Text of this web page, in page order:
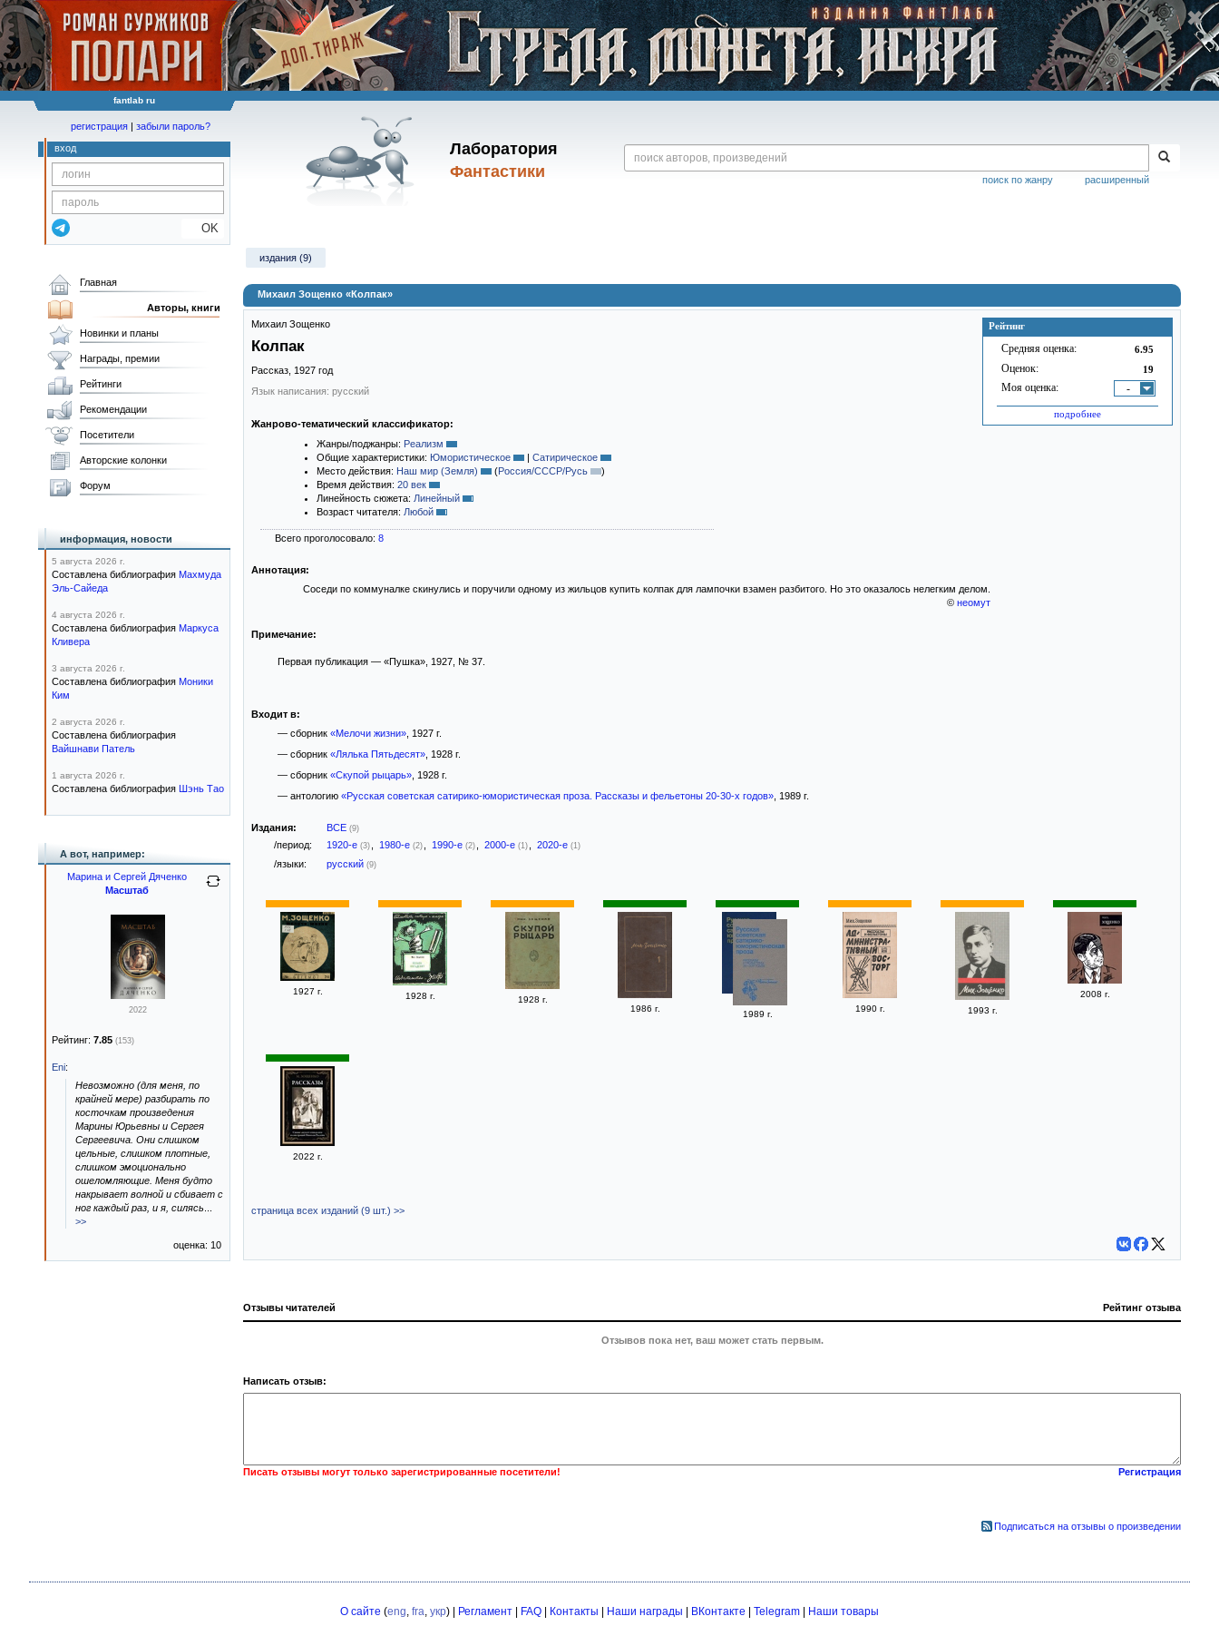
fantlab ru
Лаборатория
Фантастики
расширенный
поиск по жанру
регистрация | забыли пароль?
вход
OK
издания (9)
Михаил Зощенко «Колпак»
Рейтинг
Средняя оценка: 6.95
Оценок: 19
Моя оценка: -
подробнее
Михаил Зощенко
Колпак
Рассказ, 1927 год
Язык написания: русский
Жанрово-тематический классификатор:
Жанры/поджанры: Реализм
Общие характеристики: Юмористическое | Сатирическое
Место действия: Наш мир (Земля) (Россия/СССР/Русь
)
Время действия: 20 век
Линейность сюжета: Линейный
Возраст читателя: Любой
Всего проголосовало: 8
Аннотация:
Соседи по коммуналке скинулись и поручили одному из жильцов купить колпак для лампочки взамен разбитого. Но это оказалось нелегким делом.
© неомут
Примечание:
Первая публикация — «Пушка», 1927, № 37.
Входит в:
— сборник «Мелочи жизни», 1927 г.
— сборник «Лялька Пятьдесят», 1928 г.
— сборник «Скупой рыцарь», 1928 г.
— антологию «Русская советская сатирико-юмористическая проза. Рассказы и фельетоны 20-30-х годов», 1989 г.
Издания: ВСЕ (9)
/период: 1920-е (3) 1980-е (2) 1990-е (2) 2000-е (1) 2020-е (1)
/языки: русский (9)
1927 г. 1928 г.
1928 г.
1986 г.
1989 г.
1990 г. 1993 г.
2008 г.
2022 г.
страница всех изданий (9 шт.) >>
Отзывы читателей Рейтинг отзыва
Отзывов пока нет, ваш может стать первым.
Написать отзыв:
Писать отзывы могут только зарегистрированные посетители! Регистрация
Подписаться на отзывы о произведении
Главная
Авторы, книги
Новинки и планы
Награды, премии
Рейтинги
Рекомендации
Посетители
Авторские колонки
Форум
информация, новости
5 августа 2026 г.
Составлена библиография Махмуда
Эль-Сайеда
4 августа 2026 г.
Составлена библиография Маркуса
Кливера
3 августа 2026 г.
Составлена библиография Моники
Ким
2 августа 2026 г.
Составлена библиография
Вайшнави Патель
1 августа 2026 г.
Составлена библиография Шэнь Тао
А вот, например:
Марина и Сергей Дяченко
Масштаб
2022
Рейтинг: 7.85 (153)
Eni:
Невозможно (для меня, по
крайней мере) разбирать по
косточкам произведения
Марины Юрьевны и Сергея
Сергеевича. Они слишком
цельные, слишком плотные,
слишком эмоционально
ошеломляющие. Меня будто
накрывает волной и сбивает с
ног каждый раз, и я, силясь
>>
оценка: 10
О сайте (eng, fra, укр) | Регламент FAQ Контакты Наши награды ВКонтакте Telegram Наши товары